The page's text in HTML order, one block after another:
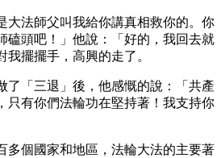
大法師父叫我給你講真相救你的。你
磕頭吧！」他說：「好的，我回去就
擺擺手，高興的走了。
了「三退」後，他感慨的說：「共產
只有你們法輪功在堅持著！我支持你
多個國家和地區，法輪大法的主要著